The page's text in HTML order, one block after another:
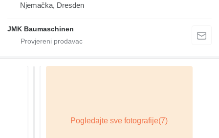
Njemačka, Dresden
JMK Baumaschinen